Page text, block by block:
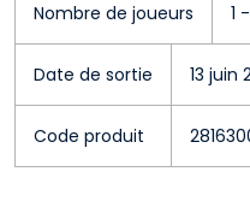
Nombre de joueurs 1
Date de sortie 13 juin
Code produit